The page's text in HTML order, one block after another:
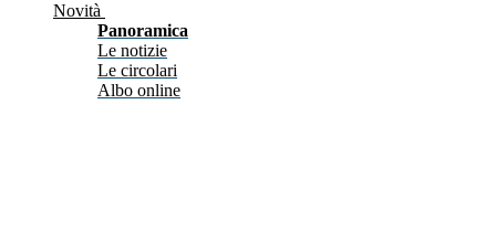
Novità
Panoramica
Le notizie
Le circolari
Albo online